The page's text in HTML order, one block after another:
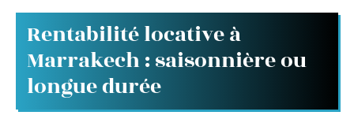
Rentabilité locative à
Marrakech : saisonnière ou
longue durée